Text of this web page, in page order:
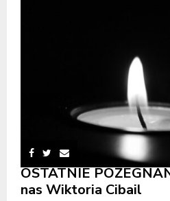
OSTATNIE
nas Wiktoria Cibail